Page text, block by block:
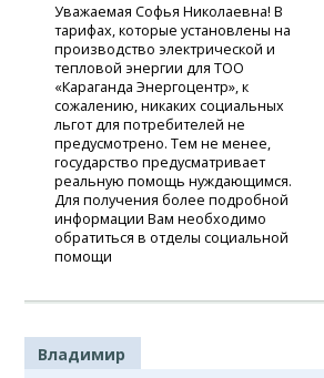
Уважаемая Софья Николаевна! В
тарифах, которые установлены на
производство электрической и
тепловой энергии для ТОО
«Караганда Энергоцентр», к
сожалению, никаких социальных
льгот для потребителей не
предусмотрено. Тем не менее,
государство предусматривает
реальную помощь нуждающимся.
Для получения более подробной
информации Вам необходимо
обратиться в отделы социальной
помощи
Владимир